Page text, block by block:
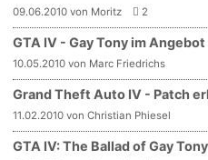
09.06.2010 von Moritz 2
GTA IV - Gay Tony im Angebot
10.05.2010 von Marc Friedrichs
Grand Theft Auto IV - Patch
11.02.2010 von Christian Phiesel
GTA IV: The Ballad of Gay